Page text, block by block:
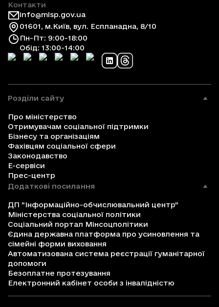
Контакти
info@mlsp.gov.ua
01601, м.Київ, вул. Еспланадна, 8/10
Пн-Пт: 9:00-18:00
Обід: 13:00-14:00
Розділи сайту
Про міністерство
Отримувачам соціальної підтримки
Бізнесу та організаціям
Фахівцям соціальної сфери
Законодавство
Е-сервіси
Прес-центр
Додаткові посилання
ДП "Інформаційно-обчислювальний центр"
Міністерства соціальної політики
Соціальний портал Мінсоцполітики
Єдина державна платформа про усиновлення та
сімейні форми виховання
Автоматизована система реєстрації гуманітарної
допомоги
Безоплатне протезування
Електронний кабінет особи з інвалідністю